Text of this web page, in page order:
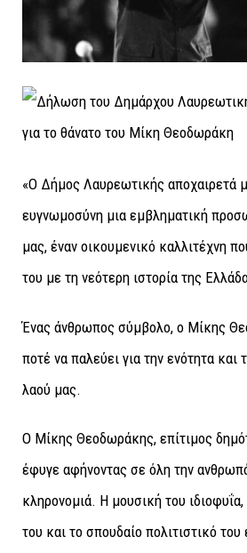
«Ο Δήμος Λαυρεωτικής αποχαιρετά
ευγνωμοσύνη μια εμβληματική
μας, έναν οικουμενικό καλλιτέχνη
του με τη νεότερη ιστορία της
Ένας άνθρωπος σύμβολο, ο Μίκης
ποτέ να παλεύει για την ενότητα και
λαού μας.
Ο Μίκης Θεοδωράκης, επίτιμος
έφυγε αφήνοντας σε όλη την
κληρονομιά. Η μουσική του
του και το σπουδαίο πολιτιστικό